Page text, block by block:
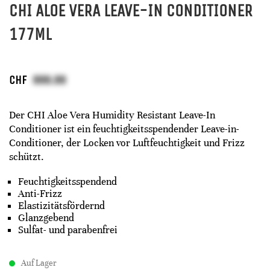
CHI ALOE VERA LEAVE-IN CONDITIONER
177ML
CHF
Der CHI Aloe Vera Humidity Resistant Leave-In
Conditioner ist ein feuchtigkeitsspendender Leave-in-
Conditioner, der Locken vor Luftfeuchtigkeit und Frizz
schützt.​
Feuchtigkeitsspendend​
Anti-Frizz​
Elastizitätsfördernd​
Glanzgebend​
Sulfat- und parabenfrei​
Auf Lager